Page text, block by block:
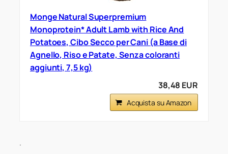
Monge Natural Superpremium
Monoprotein* Adult Lamb with Rice And
Potatoes, Cibo Secco per Cani (a Base di
Agnello, Riso e Patate, Senza coloranti
aggiunti, 7,5 kg)
38,48 EUR
Acquista su Amazon
.